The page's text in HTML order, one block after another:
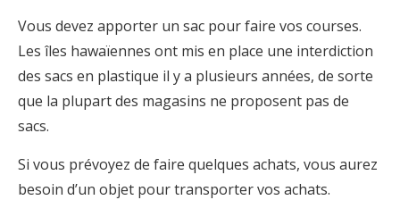
Vous devez apporter un sac pour faire vos courses.
Les îles hawaïennes ont mis en place une interdiction
des sacs en plastique il y a plusieurs années, de sorte
que la plupart des magasins ne proposent pas de
sacs.
Si vous prévoyez de faire quelques achats, vous aurez
besoin d’un objet pour transporter vos achats.